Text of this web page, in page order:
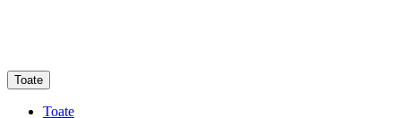
Toate
Toate